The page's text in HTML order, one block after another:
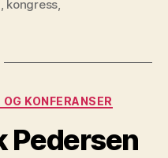
, kongress,
KONFERANSER
Pedersen